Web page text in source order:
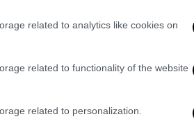
related to analytics like cookies on
related to functionality of the website
related to personalization.
να έχει επηρεάσει